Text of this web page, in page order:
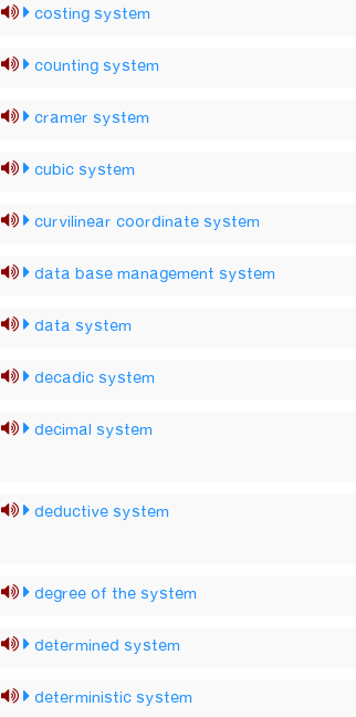
costing system
counting system
cramer system
cubic system
curvilinear coordinate system
data base management system
data system
decadic system
decimal system
deductive system
degree of the system
determined system
deterministic system